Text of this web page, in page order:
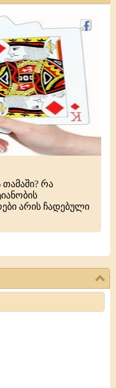
რა
არის ჩადებული